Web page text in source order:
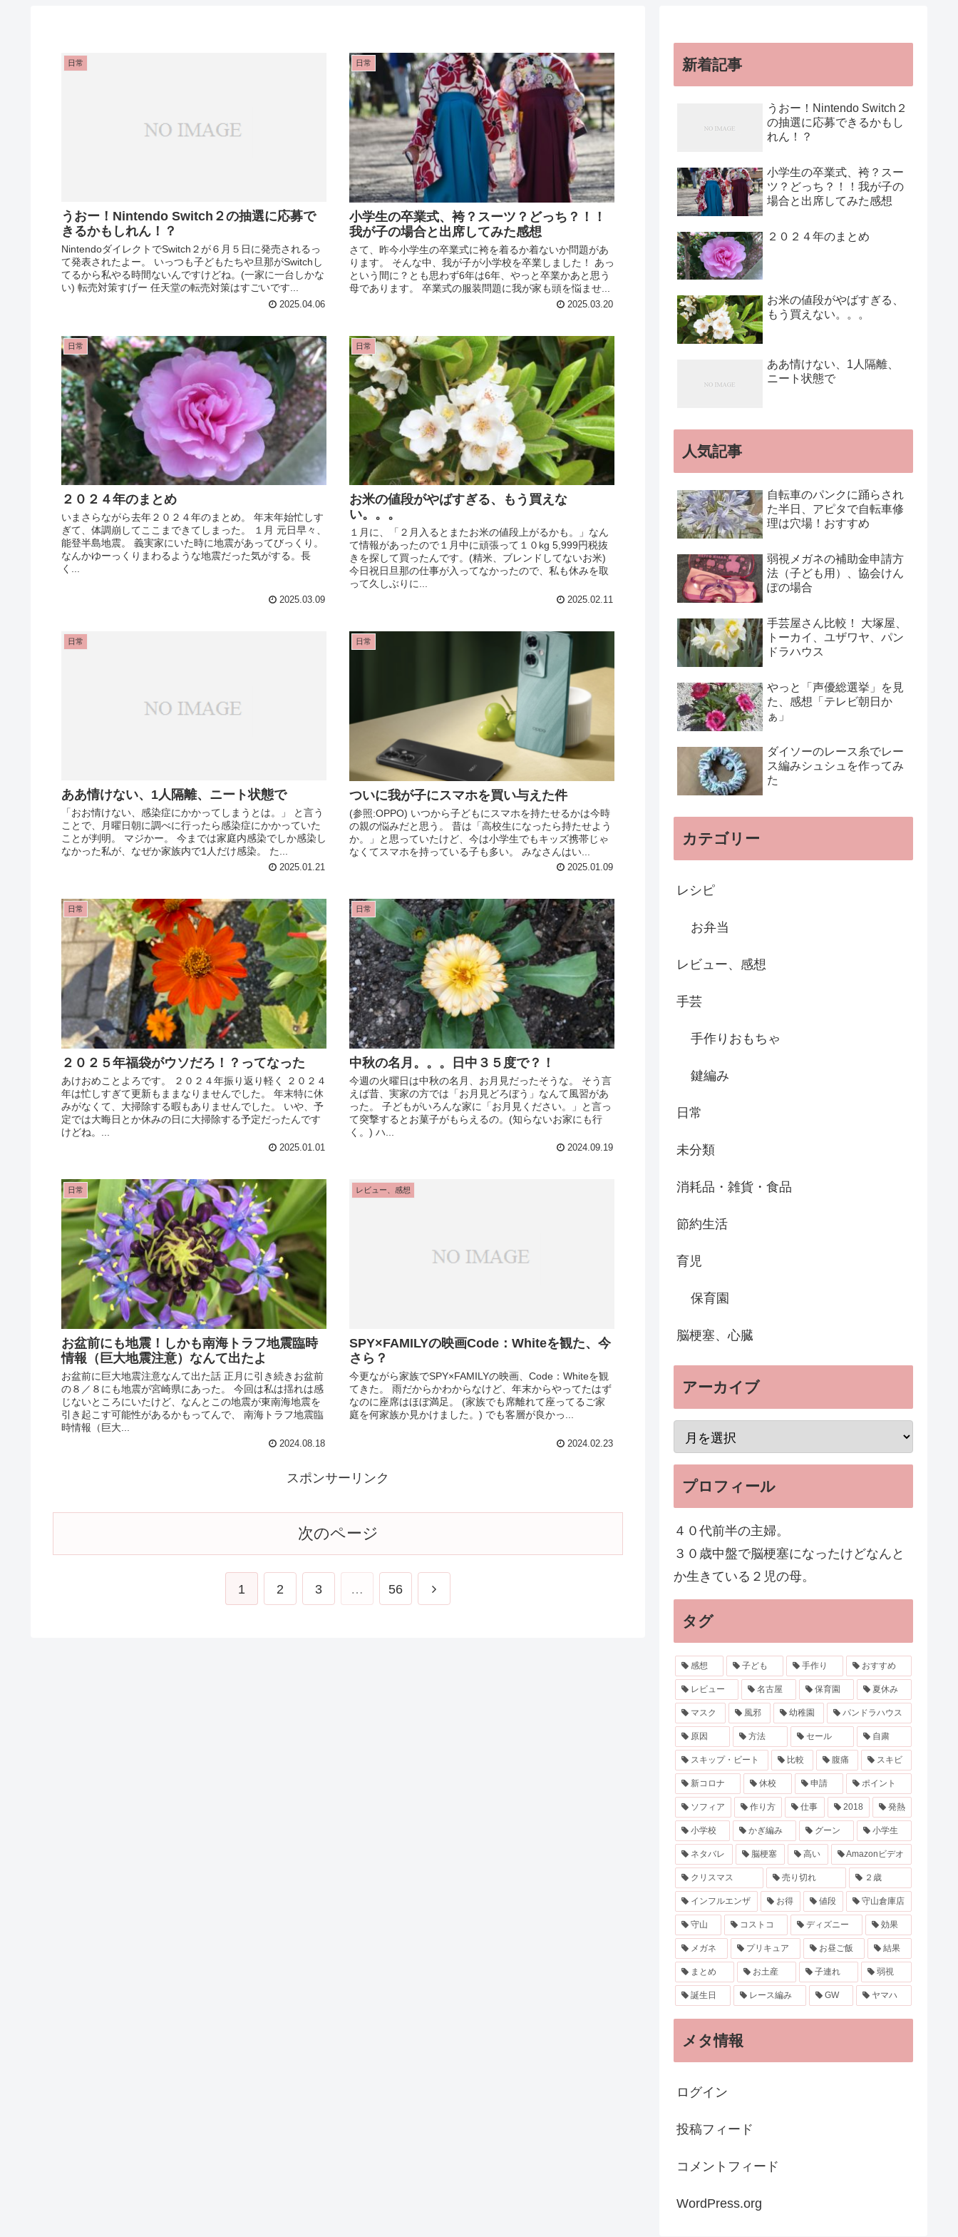
日常
うおー！Nintendo Switch２の抽選に応募で
きるかもしれん！？
NintendoダイレクトでSwitch２が６月５日に発売されるっ
て発表されたよー。 いっつも子どもたちや旦那がSwitchし
てるから私やる時間ないんですけどね。(一家に一台しかな
い) 転売対策すげー 任天堂の転売対策はすごいです...
2025.04.06
日常
小学生の卒業式、袴？スーツ？どっち？！！
我が子の場合と出席してみた感想
さて、昨今小学生の卒業式に袴を着るか着ないか問題があ
ります。 そんな中、我が子が小学校を卒業しました！ あっ
という間に？とも思わず6年は6年、やっと卒業かあと思う
母であります。 卒業式の服装問題に我が家も頭を悩ませ...
2025.03.20
日常
２０２４年のまとめ
いまさらながら去年２０２４年のまとめ。 年末年始忙しす
ぎて、体調崩してここまできてしまった。 １月 元日早々、
能登半島地震。 義実家にいた時に地震があってびっくり。
なんかゆーっくりまわるような地震だった気がする。長
く...
2025.03.09
日常
お米の値段がやばすぎる、もう買えな
い。。。
１月に、「２月入るとまたお米の値段上がるかも。」なん
て情報があったので１月中に頑張って１０kg 5,999円税抜
きを探して買ったんです。(精米、ブレンドしてないお米)
今日祝日旦那の仕事が入ってなかったので、私も休みを取
って久しぶりに...
2025.02.11
日常
ああ情けない、1人隔離、ニート状態で
「おお情けない、感染症にかかってしまうとは。」 と言う
ことで、月曜日朝に調べに行ったら感染症にかかっていた
ことが判明。 マジかー。 今までは家庭内感染でしか感染し
なかった私が、なぜか家族内で1人だけ感染。 た...
2025.01.21
日常
ついに我が子にスマホを買い与えた件
(参照:OPPO) いつから子どもにスマホを持たせるかは今時
の親の悩みだと思う。 昔は「高校生になったら持たせよう
か。」と思っていたけど、今は小学生でもキッズ携帯じゃ
なくてスマホを持っている子も多い。 みなさんはい...
2025.01.09
日常
２０２５年福袋がウソだろ！？ってなった
あけおめことよろです。 ２０２４年振り返り軽く ２０２４
年は忙しすぎて更新もままなりませんでした。 年末特に休
みがなくて、大掃除する暇もありませんでした。 いや、予
定では大晦日とか休みの日に大掃除する予定だったんです
けどね。...
2025.01.01
日常
中秋の名月。。。日中３５度で？！
今週の火曜日は中秋の名月、お月見だったそうな。 そう言
えば昔、実家の方では「お月見どろぼう」なんて風習があ
った。 子どもがいろんな家に「お月見ください。」と言っ
て突撃するとお菓子がもらえるの。(知らないお家にも行
く。) ハ...
2024.09.19
日常
お盆前にも地震！しかも南海トラフ地震臨時
情報（巨大地震注意）なんて出たよ
お盆前に巨大地震注意なんて出た話 正月に引き続きお盆前
の８／８にも地震が宮崎県にあった。 今回は私は揺れは感
じないところにいたけど、なんとこの地震が東南海地震を
引き起こす可能性があるかもってんで、 南海トラフ地震臨
時情報（巨大...
2024.08.18
レビュー、感想
SPY×FAMILYの映画Code：Whiteを観た、今
さら？
今更ながら家族でSPY×FAMILYの映画、Code：Whiteを観
てきた。 雨だからかわからなけど、年末からやってたはず
なのに座席はほぼ満足。 (家族でも席離れて座ってるご家
庭を何家族か見かけました。) でも客層が良かっ...
2024.02.23
スポンサーリンク
次のページ
1 2 3 … 56
新着記事
うおー！Nintendo Switch２
の抽選に応募できるかもし
れん！？
小学生の卒業式、袴？スー
ツ？どっち？！！我が子の
場合と出席してみた感想
２０２４年のまとめ
お米の値段がやばすぎる、
もう買えない。。。
ああ情けない、1人隔離、
ニート状態で
人気記事
自転車のパンクに踊らされ
た半日、アピタで自転車修
理は穴場！おすすめ
弱視メガネの補助金申請方
法（子ども用）、協会けん
ぽの場合
手芸屋さん比較！ 大塚屋、
トーカイ、ユザワヤ、パン
ドラハウス
やっと「声優総選挙」を見
た、感想「テレビ朝日か
ぁ」
ダイソーのレース糸でレー
ス編みシュシュを作ってみ
た
カテゴリー
レシピ
お弁当
レビュー、感想
手芸
手作りおもちゃ
鍵編み
日常
未分類
消耗品・雑貨・食品
節約生活
育児
保育園
脳梗塞、心臓
アーカイブ
プロフィール
４０代前半の主婦。
３０歳中盤で脳梗塞になったけどなんと
か生きている２児の母。
タグ
感想 子ども 手作り おすすめ
レビュー 名古屋 保育園 夏休み
マスク 風邪 幼稚園 パンドラハウス
原因 方法 セール 自粛
スキップ・ビート 比較 腹痛 スキビ
新コロナ 休校 申請 ポイント
ソフィア 作り方 仕事 2018 発熱
小学校 かぎ編み グーン 小学生
ネタバレ 脳梗塞 高い Amazonビデオ
クリスマス 売り切れ ２歳
インフルエンザ お得 値段 守山倉庫店
守山 コストコ ディズニー 効果
メガネ プリキュア お昼ご飯 結果
まとめ お土産 子連れ 弱視
誕生日 レース編み GW ヤマハ
メタ情報
ログイン
投稿フィード
コメントフィード
WordPress.org